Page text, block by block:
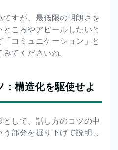
すが、最低限の明朗さを
ころやアピールしたいと
コミュニケーション」と
てくださいね。
構造化を駆使せよ
して、話し方のコツの中
部分を掘り下げて説明し